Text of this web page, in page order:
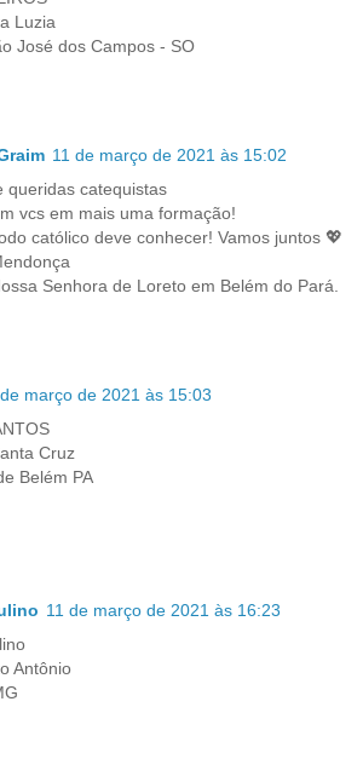
Luzia
José dos Campos - SO
11 de março de 2021 às 15:02
queridas catequistas
vcs em mais uma formação!
católico deve conhecer! Vamos juntos 💖
Senhora de Loreto em Belém do Pará.
março de 2021 às 15:03
Cruz
Belém PA
11 de março de 2021 às 16:23
Antônio